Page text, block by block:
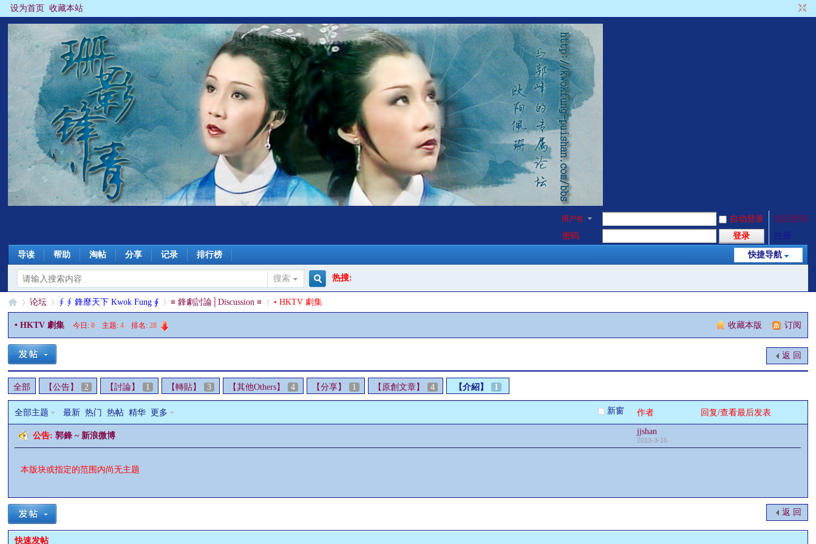
设为首页 收藏本站
用户名 自动登录
找回密码
密码
登录
快捷导航
导读 帮助 淘帖 分享 记录 排行榜
搜索
搜
热搜:
»
论坛
›
∮ ∮ 鋒靡天下 Kwok Fung ∮ ≡ 鋒劇討論│Discussion ≡ • HKTV 劇集
收藏本版 订阅
• HKTV 劇集 今日:0 主题:4 排名:28
返 回
全部 【公告】 2 【討論】 1 【轉貼】 3 【其他Others】 4 【分享】 1 【原創文章】 4 【介紹】 1
新窗
全部主题 最新 热门 热帖 精华 更多 作者 回复/查看最后发表
公告:郭鋒 ~ 新浪微博 jjshan
2013-3-16
本版块或指定的范围内尚无主题
返 回
快速发帖